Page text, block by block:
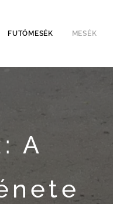
FUTÓMESÉK MESÉK
A